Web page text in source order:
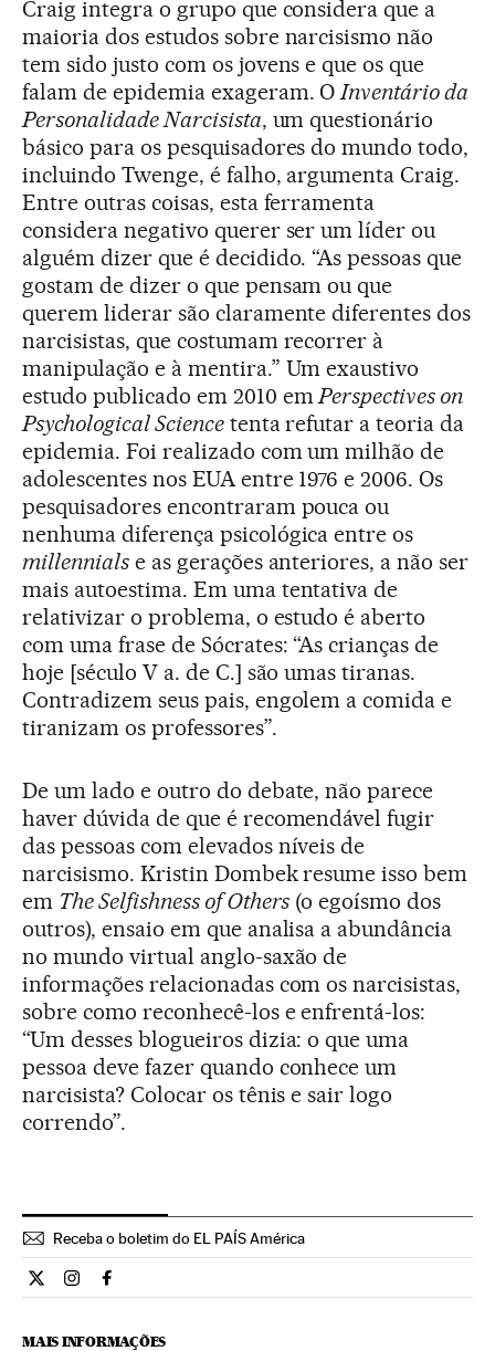
Craig integra o grupo que considera que a
maioria dos estudos sobre narcisismo não
tem sido justo com os jovens e que os que
falam de epidemia exageram. O Inventário da
Personalidade Narcisista, um questionário
básico para os pesquisadores do mundo todo,
incluindo Twenge, é falho, argumenta Craig.
Entre outras coisas, esta ferramenta
considera negativo querer ser um líder ou
alguém dizer que é decidido. “As pessoas que
gostam de dizer o que pensam ou que
querem liderar são claramente diferentes dos
narcisistas, que costumam recorrer à
manipulação e à mentira.” Um exaustivo
estudo publicado em 2010 em Perspectives on
Psychological Sciencetenta refutar a teoria da
epidemia. Foi realizado com um milhão de
adolescentes nos EUA entre 1976 e 2006. Os
pesquisadores encontraram pouca ou
nenhuma diferença psicológica entre os
millennialse as gerações anteriores, a não ser
mais autoestima. Em uma tentativa de
relativizar o problema, o estudo é aberto
com uma frase de Sócrates: “As crianças de
hoje [século V a. de C.] são umas tiranas.
Contradizem seus pais, engolem a comida e
tiranizam os professores”.
De um lado e outro do debate, não parece
haver dúvida de que é recomendável fugir
das pessoas com elevados níveis de
narcisismo. Kristin Dombek resume isso bem
em The Selfishness of Others (o egoísmo dos
outros), ensaio em que analisa a abundância
no mundo virtual anglo-saxão de
informações relacionadas com os narcisistas,
sobre como reconhecê-los e enfrentá-los:
“Um desses blogueiros dizia: o que uma
pessoa deve fazer quando conhece um
narcisista? Colocar os tênis e sair logo
correndo”.
Receba o boletim do EL PAÍS América
Cultura El País Brasil en Twitter
Cultura El País Brasil en Instagram
Cultura El País Brasil en Facebook
MAIS INFORMAÇÕES